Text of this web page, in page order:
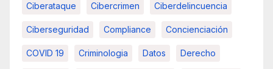
Ciberataque Cibercrimen Ciberdelincuencia
Ciberseguridad Compliance Concienciación
COVID 19 Criminologia Datos Derecho